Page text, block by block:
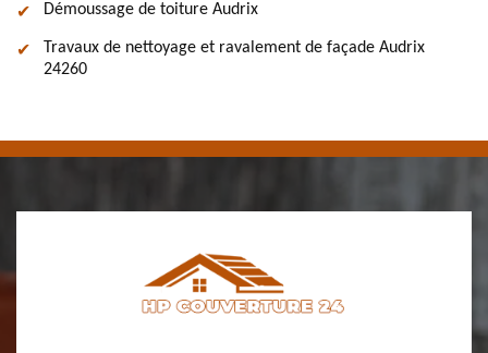
Démoussage de toiture Audrix
Travaux de nettoyage et ravalement de façade Audrix
24260